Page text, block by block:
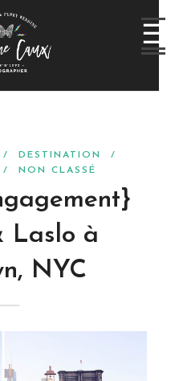
/ DESTINATION
/
NON CLASSÉ
Laslo à
NYC